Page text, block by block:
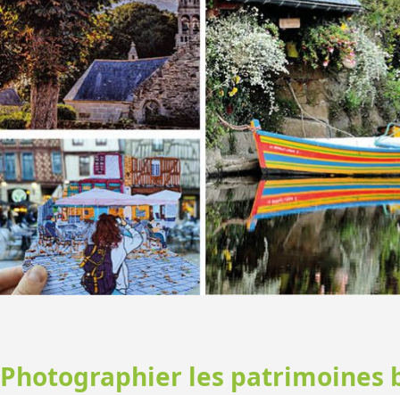
Photographier les patrimoines